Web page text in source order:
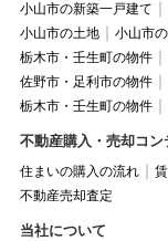
小山市の新築一戸建て
小山市の土地
小山市
栃木市・壬生町の物件
佐野市・足利市の物件
栃木市・壬生町の物件
不動産購入・売却コン
住まいの購入の流れ
不動産売却査定
当社について